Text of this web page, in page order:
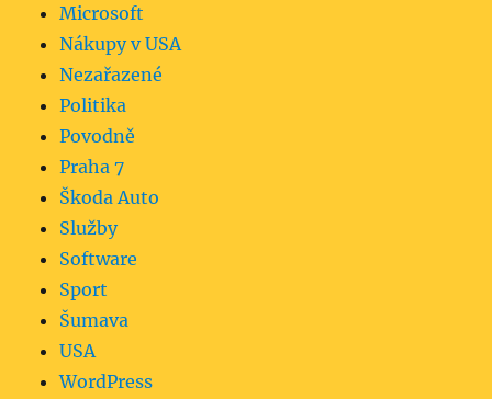
Microsoft
Nákupy v USA
Nezařazené
Politika
Povodně
Praha 7
Škoda Auto
Služby
Software
Sport
Šumava
USA
WordPress